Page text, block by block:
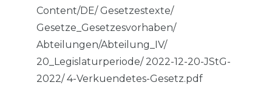
Content/DE/ Gesetzestexte/
Gesetze_Gesetzesvorhaben/
Abteilungen/Abteilung_IV/
20_Legislaturperiode/ 2022-12-20-JStG-
2022/ 4-Verkuendetes-Gesetz.pdf